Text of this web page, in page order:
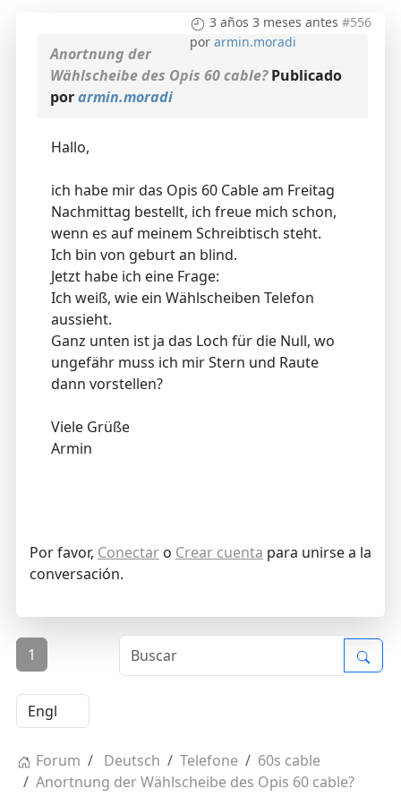
3 años 3 meses antes #556
porarmin.moradi
Anortnung der
Wählscheibe des Opis 60 cable?Publicado
porarmin.moradi
Hallo,
ich habe mir das Opis 60 Cable am Freitag
Nachmittag bestellt, ich freue mich schon,
wenn es auf meinem Schreibtisch steht.
Ich bin von geburt an blind.
Jetzt habe ich eine Frage:
Ich weiß, wie ein Wählscheiben Telefon
aussieht.
Ganz unten ist ja das Loch für die Null, wo
ungefähr muss ich mir Stern und Raute
dann vorstellen?
Viele Grüße
Armin
Por favor, Conectaro Crear cuenta para unirse a la
conversación.
1
Forum Deutsch Telefone
60s cable
Anortnung der Wählscheibe des Opis 60 cable?